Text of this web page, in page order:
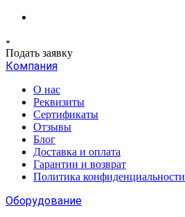
Подать заявку
Компания
О нас
Реквизиты
Сертификаты
Отзывы
Блог
Доставка и оплата
Гарантии и возврат
Политика конфиденциальности
Оборудование